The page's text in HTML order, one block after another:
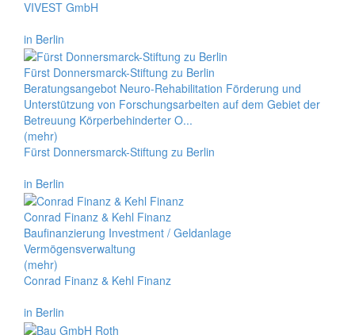
VIVEST GmbH
in Berlin
Fürst Donnersmarck-Stiftung zu Berlin
Beratungsangebot Neuro-Rehabilitation Förderung und
Unterstützung von Forschungsarbeiten auf dem Gebiet der
Betreuung Körperbehinderter O...
(mehr)
Fürst Donnersmarck-Stiftung zu Berlin
in Berlin
Conrad Finanz & Kehl Finanz
Baufinanzierung Investment / Geldanlage
Vermögensverwaltung
(mehr)
Conrad Finanz & Kehl Finanz
in Berlin